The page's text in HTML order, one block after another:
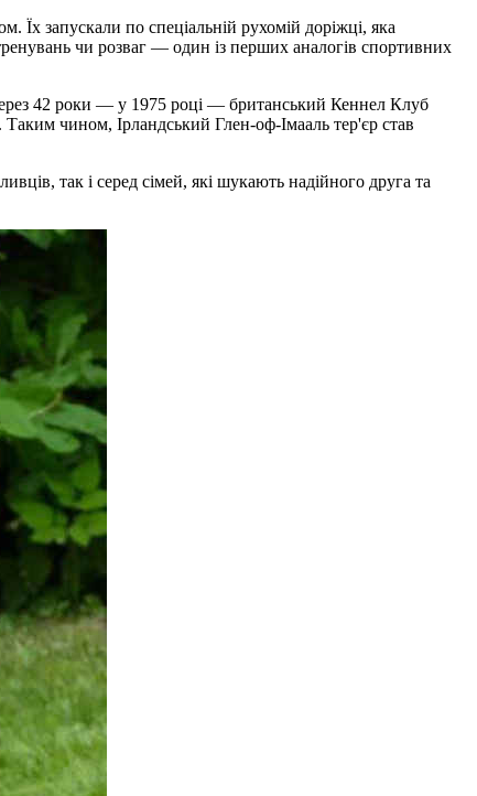
Їх запускали по спеціальній рухомій доріжці, яка
чи розваг — один із перших аналогів спортивних
42 роки — у 1975 році — британський Кеннел Клуб
чином, Ірландський Глен-оф-Імааль тер'єр став
так і серед сімей, які шукають надійного друга та